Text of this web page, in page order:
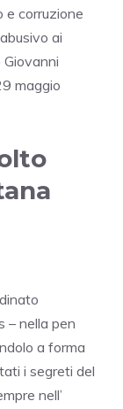
e corruzione
ai
maggio
– nella pen
a forma
i segreti del
nell’